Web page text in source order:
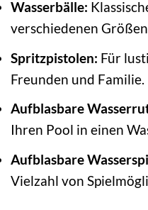
Wasserbälle:
verschiedenen
Spritzpistolen: Für
Freunden und Familie.
Aufblasbare
Ihren Pool in einen
Aufblasbare
Vielzahl von